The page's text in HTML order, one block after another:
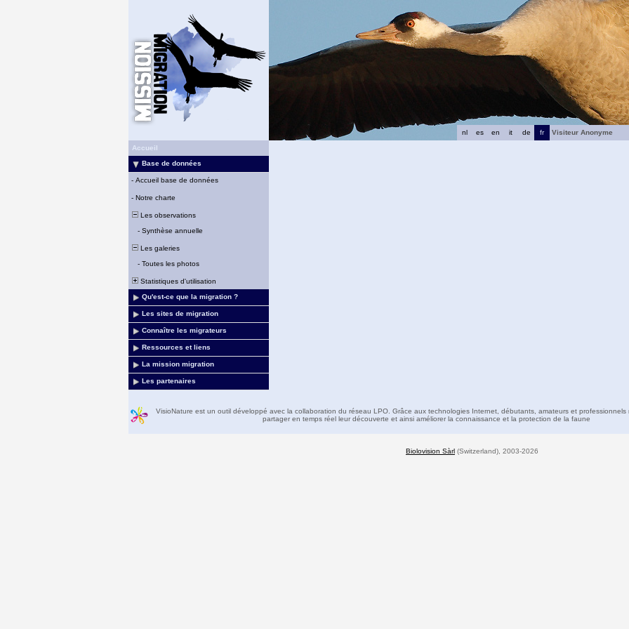
fr
de
it
en
es
nl
Visiteur Anonyme
Accueil
Base de données
- Accueil base de données
- Notre charte
Les observations
- Synthèse annuelle
Les galeries
- Toutes les photos
Statistiques d'utilisation
Qu'est-ce que la migration ?
Les sites de migration
Connaître les migrateurs
Ressources et liens
La mission migration
Les partenaires
VisioNature est un outil développé avec la collaboration du réseau LPO. Grâce aux technologies Internet, débutants, amateurs et professionnels
partager en temps réel leur découverte et ainsi améliorer la connaissance et la protection de la faune
Biolovision Sàrl (Switzerland), 2003-2026